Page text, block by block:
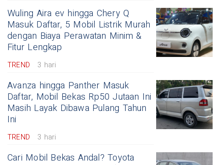
Wuling Aira ev hingga Chery Q
Masuk Daftar, 5 Mobil Listrik Murah
dengan Biaya Perawatan Minim &
Fitur Lengkap
TREND 3 hari
Avanza hingga Panther Masuk
Daftar, Mobil Bekas Rp50 Jutaan Ini
Masih Layak Dibawa Pulang Tahun
Ini
TREND 3 hari
Cari Mobil Bekas Andal? Toyota